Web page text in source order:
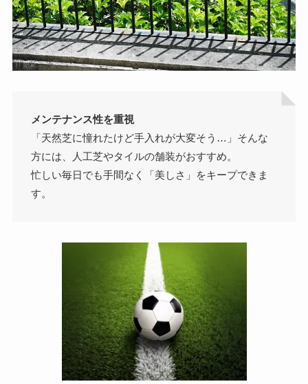
メンテナンス性を重視
「天然芝に憧れたけど手入れが大変そう…」そんな
方には、人工芝やタイルの舗装がおすすめ。
忙しい毎日でも手間なく「美しさ」をキープできま
す。